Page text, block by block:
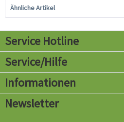
Ähnliche Artikel
Service Hotline
Service/Hilfe
Informationen
Newsletter